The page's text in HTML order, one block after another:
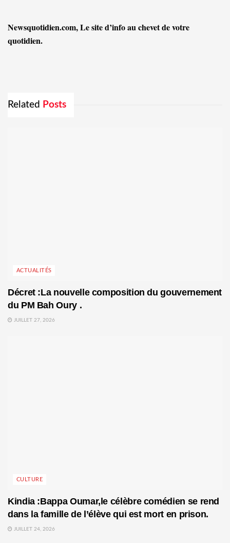
Newsquotidien.com, Le site d’info au chevet de votre
quotidien.
Related Posts
ACTUALITÉS
Décret :La nouvelle composition du gouvernement
du PM Bah Oury .
JUILLET 27, 2026
CULTURE
Kindia :Bappa Oumar,le célèbre comédien se rend
dans la famille de l’élève qui est mort en prison.
JUILLET 24, 2026